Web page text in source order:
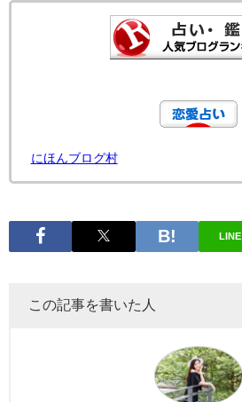
にほんブログ村
LINE
この記事を書いた人